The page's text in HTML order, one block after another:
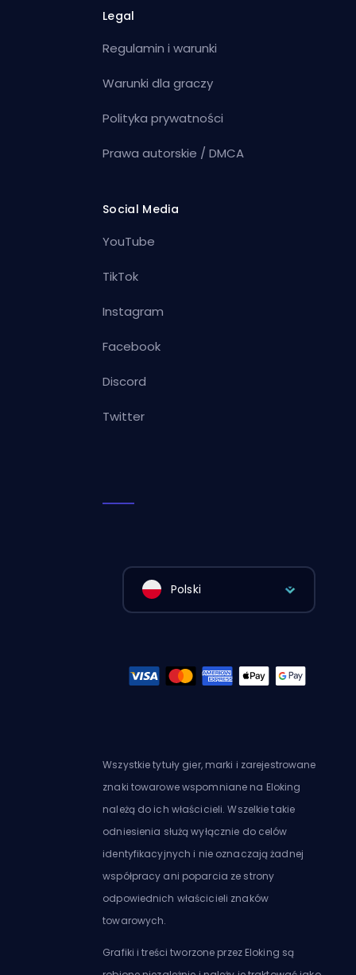
Legal
Regulamin i warunki
Warunki dla graczy
Polityka prywatności
Prawa autorskie / DMCA
Social Media
YouTube
TikTok
Instagram
Facebook
Discord
Twitter
Polski
Wszystkie tytuły gier, marki i zarejestrowane
znaki towarowe wspomniane na Eloking
należą do ich właścicieli. Wszelkie takie
odniesienia służą wyłącznie do celów
identyfikacyjnych i nie oznaczają żadnej
współpracy ani poparcia ze strony
odpowiednich właścicieli znaków
towarowych.
Grafiki i treści tworzone przez Eloking są